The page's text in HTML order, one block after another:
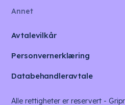
Annet
Avtalevilkår
Personvernerklæring
Databehandleravtale
Alle rettigheter er reservert - Gripr